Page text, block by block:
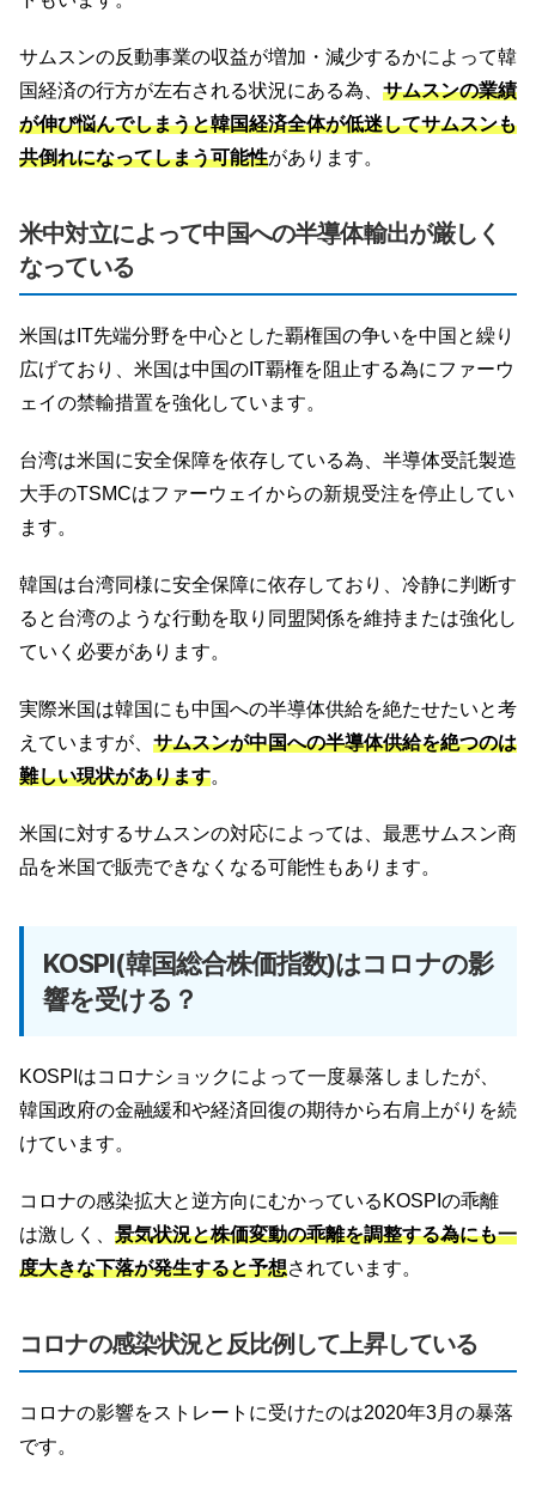
サムスンの反動事業の収益が増加・減少するかによって韓
国経済の行方が左右される状況にある為、 サムスンの業績
が伸び悩んでしまうと韓国経済全体が低迷してサムスンも
共倒れになってしまう可能性があります。
米中対立によって中国への半導体輸出が厳しく
なっている
米国はIT先端分野を中心とした覇権国の争いを中国と繰り
広げており、米国は中国のIT覇権を阻止する為にファーウ
ェイの禁輸措置を強化しています。
台湾は米国に安全保障を依存している為、半導体受託製造
大手のTSMCはファーウェイからの新規受注を停止してい
ます。
韓国は台湾同様に安全保障に依存しており、冷静に判断す
ると台湾のような行動を取り同盟関係を維持または強化し
ていく必要があります。
実際米国は韓国にも中国への半導体供給を絶たせたいと考
えていますが、 サムスンが中国への半導体供給を絶つのは
難しい現状があります。
米国に対するサムスンの対応によっては、最悪サムスン商
品を米国で販売できなくなる可能性もあります。
KOSPI(韓国総合株価指数)はコロナの影
響を受ける？
KOSPIはコロナショックによって一度暴落しましたが、
韓国政府の金融緩和や経済回復の期待から右肩上がりを続
けています。
コロナの感染拡大と逆方向にむかっているKOSPIの乖離
は激しく、 景気状況と株価変動の乖離を調整する為にも一
度大きな下落が発生すると予想されています。
コロナの感染状況と反比例して上昇している
コロナの影響をストレートに受けたのは2020年3月の暴落
です。